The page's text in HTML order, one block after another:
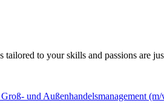
to your skills and passions are
und Außenhandelsmanagement